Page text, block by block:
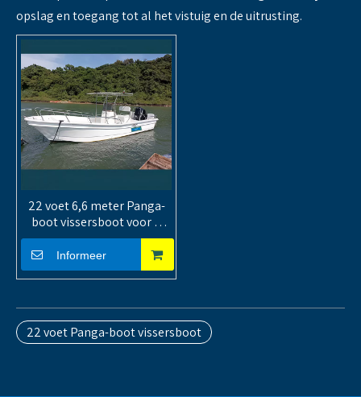
opslag en toegang tot al het vistuig en de uitrusting.
22 voet 6,6 meter Panga-
boot vissersboot voor 7
personen
Informeer
22 voet Panga-boot vissersboot